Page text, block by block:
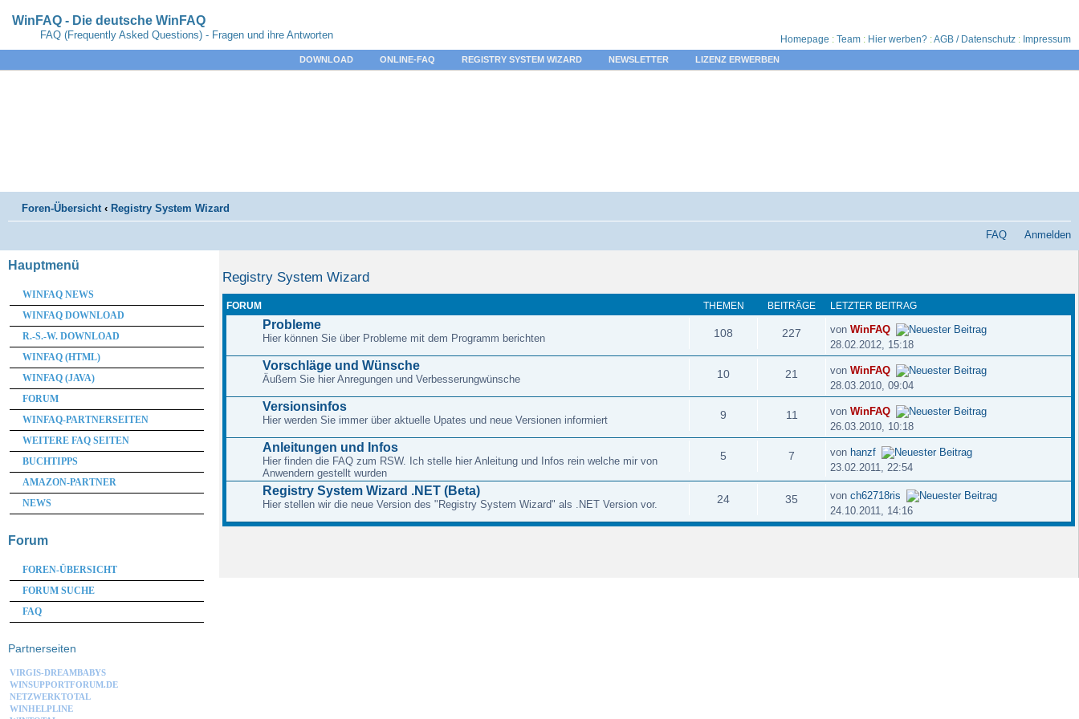
WinFAQ - Die deutsche WinFAQ
FAQ (Frequently Asked Questions) - Fragen und ihre Antworten Homepage : Team : Hier werben? :AGB / Datenschutz : Impressum
DOWNLOAD ONLINE-FAQ REGISTRY SYSTEM WIZARD NEWSLETTER LIZENZ ERWERBEN
Foren-Übersicht ‹ Registry System Wizard
FAQ Anmelden
Registry System Wizard
FORUM THEMEN BEITRÄGE LETZTER BEITRAG
Probleme
Hier können Sie über Probleme mit dem Programm berichten 108 227 vonWinFAQ
28.02.2012, 15:18
Vorschläge und Wünsche
Äußern Sie hier Anregungen und Verbesserungwünsche 10 21 vonWinFAQ
28.03.2010, 09:04
Versionsinfos
Hier werden Sie immer über aktuelle Upates und neue Versionen informiert 9 11 vonWinFAQ
26.03.2010, 10:18
Anleitungen und Infos
Hier finden die FAQ zum RSW. Ich stelle hier Anleitung und Infos rein welche mir von
Anwendern gestellt wurden
5 7 von hanzf
23.02.2011, 22:54
Registry System Wizard .NET (Beta)
Hier stellen wir die neue Version des "Registry System Wizard" als .NET Version vor. 24 35 vonch62718ris
24.10.2011, 14:16
Hauptmenü
WINFAQ NEWS
WINFAQ DOWNLOAD
R.-S.-W. DOWNLOAD
WINFAQ (HTML)
WINFAQ (JAVA)
FORUM
WINFAQ-PARTNERSEITEN
WEITERE FAQ SEITEN
BUCHTIPPS
AMAZON-PARTNER
NEWS
Forum
FOREN-ÜBERSICHT
FORUM SUCHE
FAQ
Partnerseiten
VIRGIS-DREAMBABYS
WINSUPPORTFORUM.DE
NETZWERKTOTAL
WINHELPLINE